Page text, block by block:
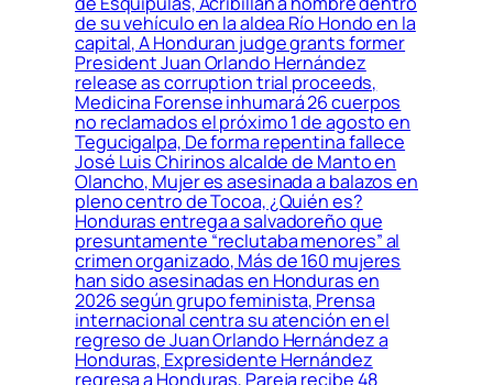
de su vehículo en la aldea Río Hondo en la
capital, A Honduran judge grants former
President Juan Orlando Hernández
release as corruption trial proceeds,
Medicina Forense inhumará 26 cuerpos
no reclamados el próximo 1 de agosto en
Tegucigalpa, De forma repentina fallece
José Luis Chirinos alcalde de Manto en
Olancho, Mujer es asesinada a balazos en
pleno centro de Tocoa, ¿Quién es?
Honduras entrega a salvadoreño que
presuntamente “reclutaba menores” al
crimen organizado, Más de 160 mujeres
han sido asesinadas en Honduras en
2026 según grupo feminista, Prensa
internacional centra su atención en el
regreso de Juan Orlando Hernández a
Honduras, Expresidente Hernández
regresa a Honduras, Pareja recibe 48